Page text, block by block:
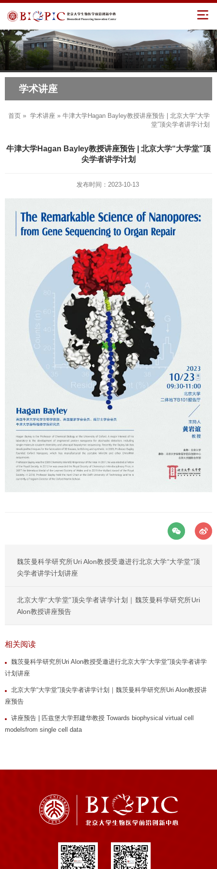
学术讲座
首页 » 学术讲座 » 牛津大学Hagan Bayley教授讲座预告 | 北京大学“大学
堂”顶尖学者讲学计划
牛津大学Hagan Bayley教授讲座预告 | 北京大学“大学堂”顶
尖学者讲学计划
发布时间：2023-10-13
魏茨曼科学研究所Uri Alon教授受邀进行北京大学“大学堂”顶
尖学者讲学计划讲座
北京大学“大学堂”顶尖学者讲学计划｜魏茨曼科学研究所Uri
Alon教授讲座预告
相关阅读
魏茨曼科学研究所Uri Alon教授受邀进行北京大学“大学堂”顶尖学者讲学
计划讲座
北京大学“大学堂”顶尖学者讲学计划｜魏茨曼科学研究所Uri Alon教授讲
座预告
讲座预告 | 匹兹堡大学邢建华教授 Towards biophysical virtual cell
modelsfrom single cell data